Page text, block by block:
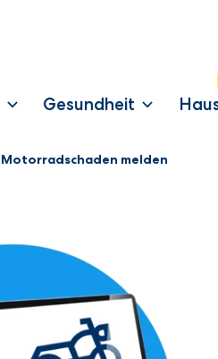
Gesundheit
Motorradschaden melden